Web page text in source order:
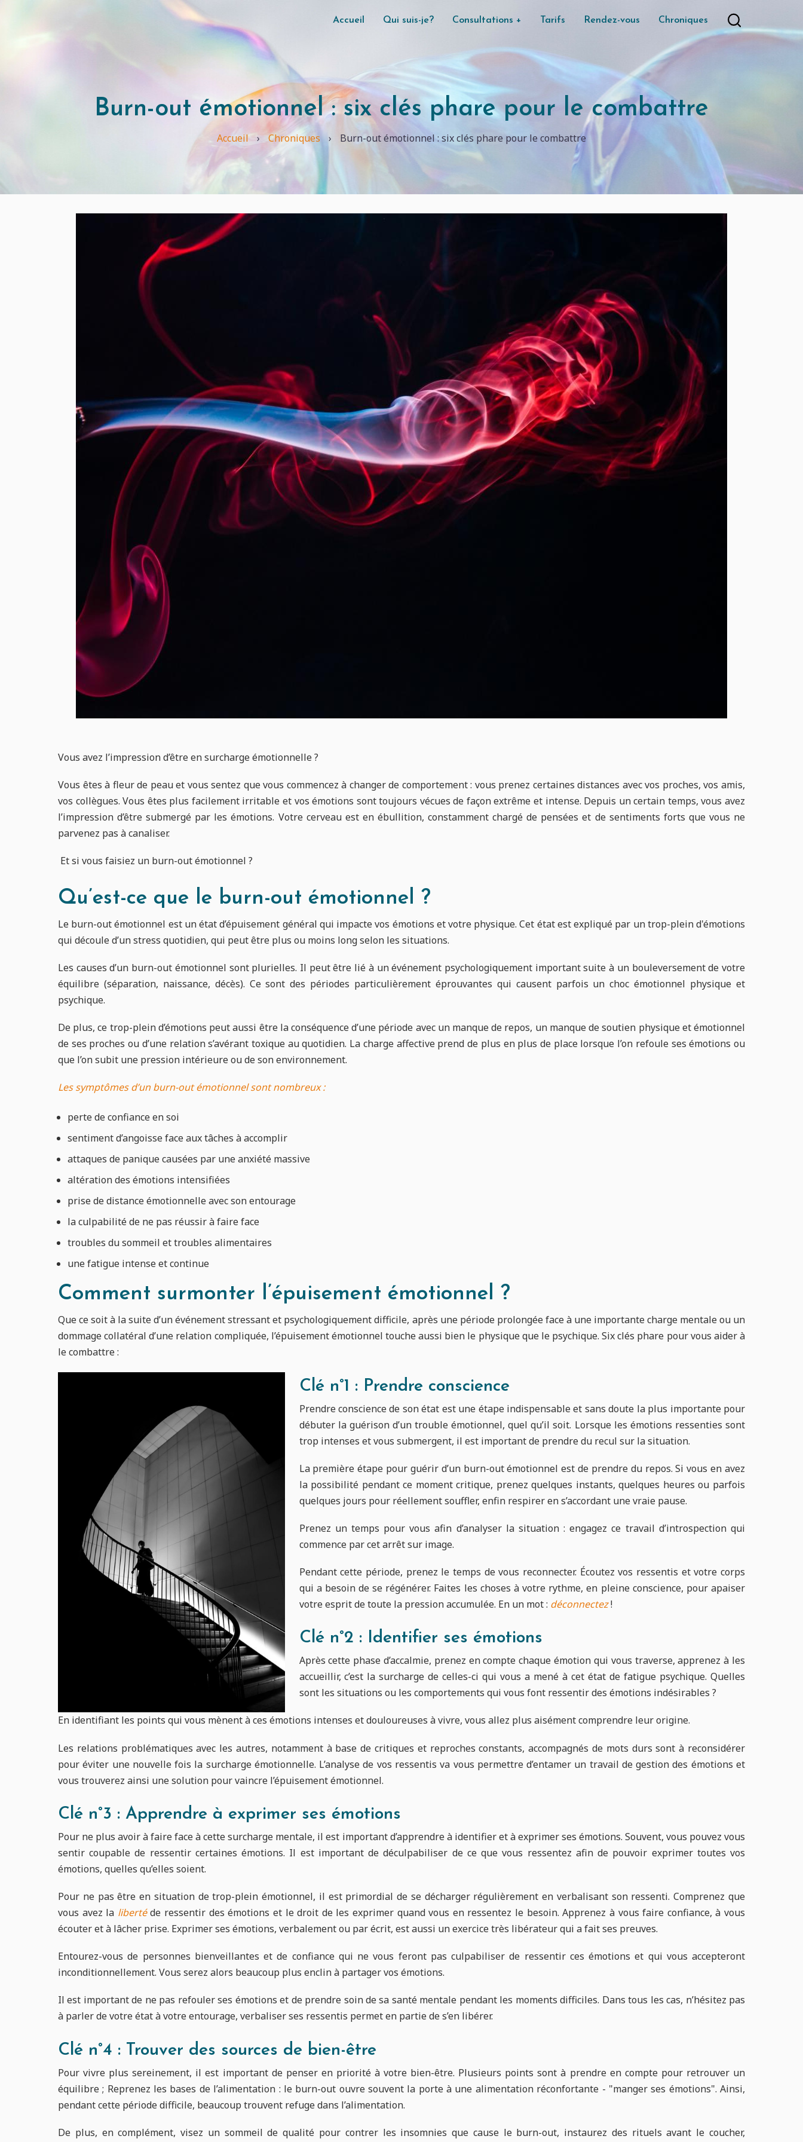
Main
navigation
Accueil Qui suis-je? Consultations + Tarifs Rendez-vous Chroniques
Burn-out émotionnel : six clés phare pour le combattre
Accueil › Chroniques › Burn-out émotionnel : six clés phare pour le combattre
Vous avez l’impression d’être en surcharge émotionnelle ?
Vous êtes à fleur de peau et vous sentez que vous commencez à changer de comportement : vous prenez certaines distances avec vos proches, vos amis,
vos collègues. Vous êtes plus facilement irritable et vos émotions sont toujours vécues de façon extrême et intense. Depuis un certain temps, vous avez
l’impression d’être submergé par les émotions. Votre cerveau est en ébullition, constamment chargé de pensées et de sentiments forts que vous ne
parvenez pas à canaliser.
Et si vous faisiez un burn-out émotionnel ?
Qu’est-ce que le burn-out émotionnel ?
Le burn-out émotionnel est un état d’épuisement général qui impacte vos émotions et votre physique. Cet état est expliqué par un trop-plein d'émotions
qui découle d’un stress quotidien, qui peut être plus ou moins long selon les situations.
Les causes d’un burn-out émotionnel sont plurielles. Il peut être lié à un événement psychologiquement important suite à un bouleversement de votre
équilibre (séparation, naissance, décès). Ce sont des périodes particulièrement éprouvantes qui causent parfois un choc émotionnel physique et
psychique.
De plus, ce trop-plein d’émotions peut aussi être la conséquence d’une période avec un manque de repos, un manque de soutien physique et émotionnel
de ses proches ou d’une relation s’avérant toxique au quotidien. La charge affective prend de plus en plus de place lorsque l’on refoule ses émotions ou
que l’on subit une pression intérieure ou de son environnement.
Les symptômes d’un burn-out émotionnel sont nombreux :
perte de confiance en soi
sentiment d’angoisse face aux tâches à accomplir
attaques de panique causées par une anxiété massive
altération des émotions intensifiées
prise de distance émotionnelle avec son entourage
la culpabilité de ne pas réussir à faire face
troubles du sommeil et troubles alimentaires
une fatigue intense et continue
Comment surmonter l’épuisement émotionnel ?
Que ce soit à la suite d’un événement stressant et psychologiquement difficile, après une période prolongée face à une importante charge mentale ou un
dommage collatéral d’une relation compliquée, l’épuisement émotionnel touche aussi bien le physique que le psychique. Six clés phare pour vous aider à
le combattre :
Clé n°1 : Prendre conscience
Prendre conscience de son état est une étape indispensable et sans doute la plus importante pour
débuter la guérison d’un trouble émotionnel, quel qu’il soit. Lorsque les émotions ressenties sont
trop intenses et vous submergent, il est important de prendre du recul sur la situation.
La première étape pour guérir d’un burn-out émotionnel est de prendre du repos. Si vous en avez
la possibilité pendant ce moment critique, prenez quelques instants, quelques heures ou parfois
quelques jours pour réellement souffler, enfin respirer en s’accordant une vraie pause.
Prenez un temps pour vous afin d’analyser la situation : engagez ce travail d’introspection qui
commence par cet arrêt sur image.
Pendant cette période, prenez le temps de vous reconnecter. Écoutez vos ressentis et votre corps
qui a besoin de se régénérer. Faites les choses à votre rythme, en pleine conscience, pour apaiser
votre esprit de toute la pression accumulée. En un mot : déconnectez!
Clé n°2 : Identifier ses émotions
Après cette phase d’accalmie, prenez en compte chaque émotion qui vous traverse, apprenez à les
accueillir, c’est la surcharge de celles-ci qui vous a mené à cet état de fatigue psychique. Quelles
sont les situations ou les comportements qui vous font ressentir des émotions indésirables ?
En identifiant les points qui vous mènent à ces émotions intenses et douloureuses à vivre, vous allez plus aisément comprendre leur origine.
Les relations problématiques avec les autres, notamment à base de critiques et reproches constants, accompagnés de mots durs sont à reconsidérer
pour éviter une nouvelle fois la surcharge émotionnelle. L’analyse de vos ressentis va vous permettre d’entamer un travail de gestion des émotions et
vous trouverez ainsi une solution pour vaincre l’épuisement émotionnel.
Clé n°3 : Apprendre à exprimer ses émotions
Pour ne plus avoir à faire face à cette surcharge mentale, il est important d’apprendre à identifier et à exprimer ses émotions. Souvent, vous pouvez vous
sentir coupable de ressentir certaines émotions. Il est important de déculpabiliser de ce que vous ressentez afin de pouvoir exprimer toutes vos
émotions, quelles qu’elles soient.
Pour ne pas être en situation de trop-plein émotionnel, il est primordial de se décharger régulièrement en verbalisant son ressenti. Comprenez que
vous avez la libertéde ressentir des émotions et le droit de les exprimer quand vous en ressentez le besoin. Apprenez à vous faire confiance, à vous
écouter et à lâcher prise. Exprimer ses émotions, verbalement ou par écrit, est aussi un exercice très libérateur qui a fait ses preuves.
Entourez-vous de personnes bienveillantes et de confiance qui ne vous feront pas culpabiliser de ressentir ces émotions et qui vous accepteront
inconditionnellement. Vous serez alors beaucoup plus enclin à partager vos émotions.
Il est important de ne pas refouler ses émotions et de prendre soin de sa santé mentale pendant les moments difficiles. Dans tous les cas, n’hésitez pas
à parler de votre état à votre entourage, verbaliser ses ressentis permet en partie de s’en libérer.
Clé n°4 : Trouver des sources de bien-être
Pour vivre plus sereinement, il est important de penser en priorité à votre bien-être. Plusieurs points sont à prendre en compte pour retrouver un
équilibre ; Reprenez les bases de l’alimentation : le burn-out ouvre souvent la porte à une alimentation réconfortante - "manger ses émotions". Ainsi,
pendant cette période difficile, beaucoup trouvent refuge dans l’alimentation.
De plus, en complément, visez un sommeil de qualité pour contrer les insomnies que cause le burn-out, instaurez des rituels avant le coucher,